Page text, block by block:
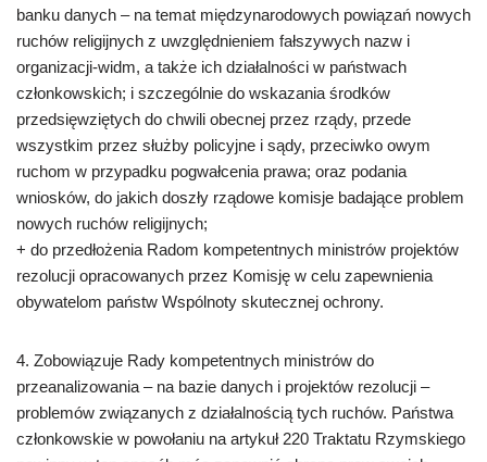
banku danych – na temat międzynarodowych powiązań nowych
ruchów religijnych z uwzględnieniem fałszywych nazw i
organizacji-widm, a także ich działalności w państwach
członkowskich; i szczególnie do wskazania środków
przedsięwziętych do chwili obecnej przez rządy, przede
wszystkim przez służby policyjne i sądy, przeciwko owym
ruchom w przypadku pogwałcenia prawa; oraz podania
wniosków, do jakich doszły rządowe komisje badające problem
nowych ruchów religijnych;
+ do przedłożenia Radom kompetentnych ministrów projektów
rezolucji opracowanych przez Komisję w celu zapewnienia
obywatelom państw Wspólnoty skutecznej ochrony.
4. Zobowiązuje Rady kompetentnych ministrów do
przeanalizowania – na bazie danych i projektów rezolucji –
problemów związanych z działalnością tych ruchów. Państwa
członkowskie w powołaniu na artykuł 220 Traktatu Rzymskiego